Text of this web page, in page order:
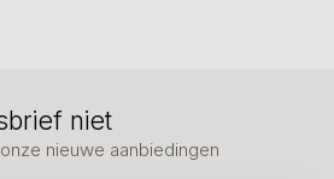
niet
nieuwe aanbiedingen